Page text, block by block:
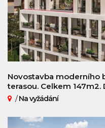
Novostavba moderního
terasou. Celkem 147m2.
/Na vyžádání